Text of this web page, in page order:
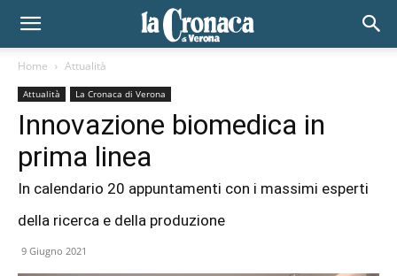
Home Attualità
Attualità La Cronaca di Verona
Innovazione biomedica in
prima linea
In calendario 20 appuntamenti con i massimi esperti
della ricerca e della produzione
9 Giugno 2021